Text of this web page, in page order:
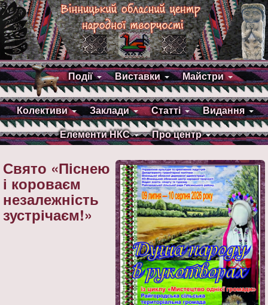
Події Виставки Майстри
Колективи Заклади Статті Видання
Елементи НКС Про центр
Свято «Піснею
і короваєм
незалежність
зустрічаєм!»